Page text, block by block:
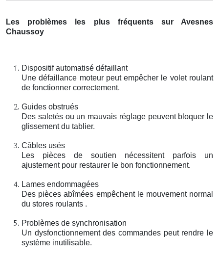
Les problèmes les plus fréquents sur Avesnes
Chaussoy
Dispositif automatisé défaillant
Une défaillance moteur peut empêcher le volet roulant
de fonctionner correctement.
Guides obstrués
Des saletés ou un mauvais réglage peuvent bloquer le
glissement du tablier.
Câbles usés
Les pièces de soutien nécessitent parfois un
ajustement pour restaurer le bon fonctionnement.
Lames endommagées
Des pièces abîmées empêchent le mouvement normal
du stores roulants .
Problèmes de synchronisation
Un dysfonctionnement des commandes peut rendre le
système inutilisable.